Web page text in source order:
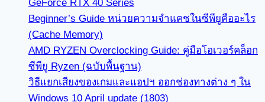
GeForce RTX 40 Series
Beginner’s Guide หน่วยความจำแคชในซีพียูคืออะไร
(Cache Memory)
AMD RYZEN Overclocking Guide: คู่มือโอเวอร์คล็อก
ซีพียู Ryzen (ฉบับพื้นฐาน)
วิธีแยกเสียงของเกมและแอปฯ ออกช่องทางต่าง ๆ ใน
Windows 10 April update (1803)